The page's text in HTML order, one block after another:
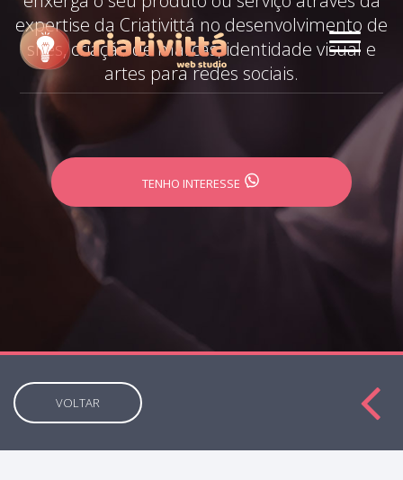
expertise da Criativittá no desenvolvimento de
sites, criação de marcas, identidade visual e
artes para redes sociais.
TENHO INTERESSE
VOLTAR